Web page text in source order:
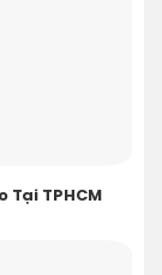
TPHCM